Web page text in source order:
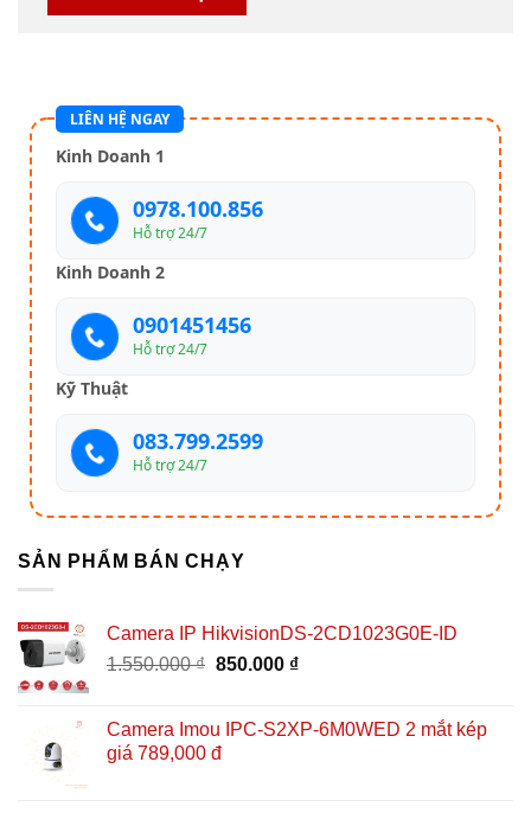
LIÊN HỆ NGAY
Kinh Doanh 1
0978.100.856
Hỗ trợ 24/7
Kinh Doanh 2
0901451456
Hỗ trợ 24/7
Kỹ Thuật
083.799.2599
Hỗ trợ 24/7
SẢN PHẨM BÁN CHẠY
Camera IP HikvisionDS-2CD1023G0E-ID
1.550.000₫ Giá
1.550.000 ₫.
850.000 ₫Giá
là:
Camera Imou IPC-S2XP-6M0WED 2 mắt kép
giá 789,000 đ